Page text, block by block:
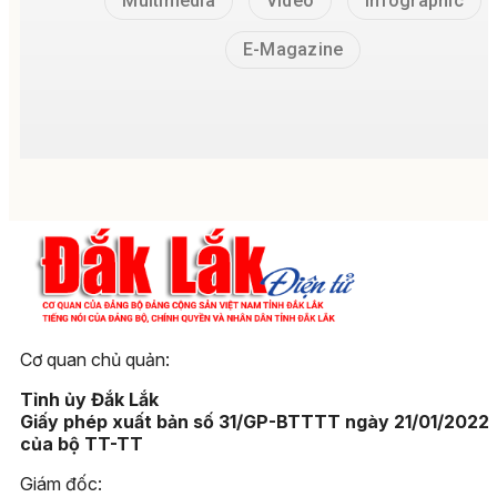
E-Magazine
Cơ quan chủ quản:
Tỉnh ủy Đắk Lắk
Giấy phép xuất bản số 31/GP-BTTTT ngày 21/01/2022
của bộ TT-TT
Giám đốc: